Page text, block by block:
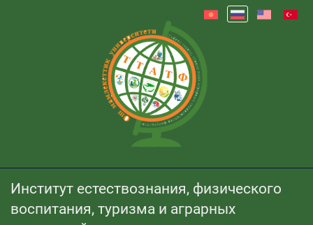
Институт естествознания, физического
воспитания, туризма и аграрных